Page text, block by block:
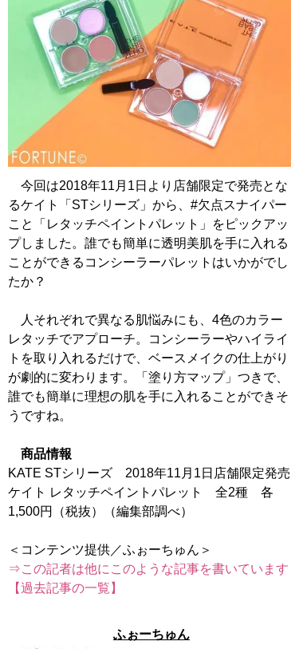
今回は2018年11月1日より店舗限定で発売とな
るケイト「STシリーズ」から、#欠点スナイパー
こと「レタッチペイントパレット」をピックアッ
プしました。誰でも簡単に透明美肌を手に入れる
ことができるコンシーラーパレットはいかがでし
たか？
人それぞれで異なる肌悩みにも、4色のカラー
レタッチでアプローチ。コンシーラーやハイライ
トを取り入れるだけで、ベースメイクの仕上がり
が劇的に変わります。「塗り方マップ」つきで、
誰でも簡単に理想の肌を手に入れることができそ
うですね。
商品情報
KATE STシリーズ 2018年11月1日店舗限定発売
ケイト レタッチペイントパレット 全2種 各
1,500円（税抜）（編集部調べ）
⇒この記者は他にこのような記事を書いています
【過去記事の一覧】
ふぉーちゅん